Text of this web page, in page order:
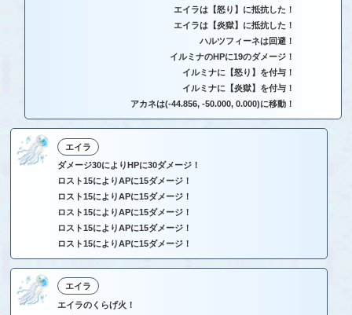
エイラは【怒り】に抵抗した！
エイラは【炎獄】に抵抗した！
ハルツフィーネは回避！
イルミナのHPに19のダメージ！
イルミナに【怒り】を付与！
イルミナに【炎獄】を付与！
アカネは(-44.856, -50.000, 0.000)に移動！
エイラ
ダメージ30によりHPに30ダメージ！
ロスト15によりAPに15ダメージ！
ロスト15によりAPに15ダメージ！
ロスト15によりAPに15ダメージ！
ロスト15によりAPに15ダメージ！
ロスト15によりAPに15ダメージ！
エイラ
エイラのくらげ火！